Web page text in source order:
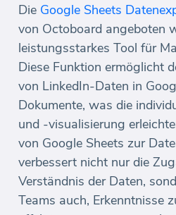
Die Google Sheets
von Octoboard angeboten
leistungsstarkes Tool für
Diese Funktion ermöglicht
von LinkedIn-Daten in
Dokumente, was die
und -visualisierung
von Google Sheets zur
verbessert nicht nur die
Verständnis der Daten,
Teams auch, Erkenntnisse